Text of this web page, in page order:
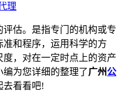
理
估。是指专门的机构或专
和程序，运用科学的方
，对在一定时点上的资产
为您详细的整理了广州公
去看看吧!